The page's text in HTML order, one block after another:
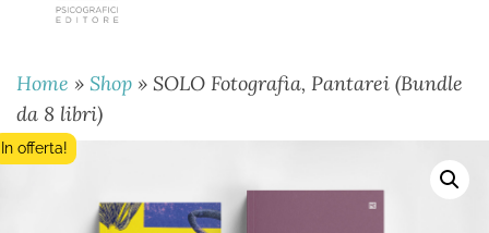
PSICOGRAFICI
EDITORE
Home » Shop » SOLO Fotografia, Pantarei (Bundle
da 8 libri)
In offerta!